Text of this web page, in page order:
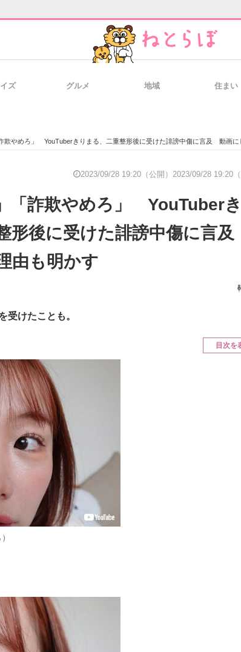
けIT製品の総合サイト IT製品の技術・比較・事例
ズ グルメ 地域 住まい
欺やめろ」 YouTuberきりまる、二重整形後に受けた誹謗中傷に言及 動画にした理由も
2023/09/28 19:20（公開） 2023/09/28 19:20（
「詐欺やめろ」 YouTuber
形後に受けた誹謗中傷に言
由も明かす
受けたことも。
目次を